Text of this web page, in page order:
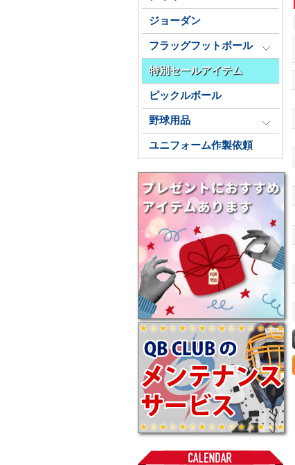
ジョーダン
フラッグフットボール
特別セールアイテム
ピックルボール
野球用品
ユニフォーム作製依頼